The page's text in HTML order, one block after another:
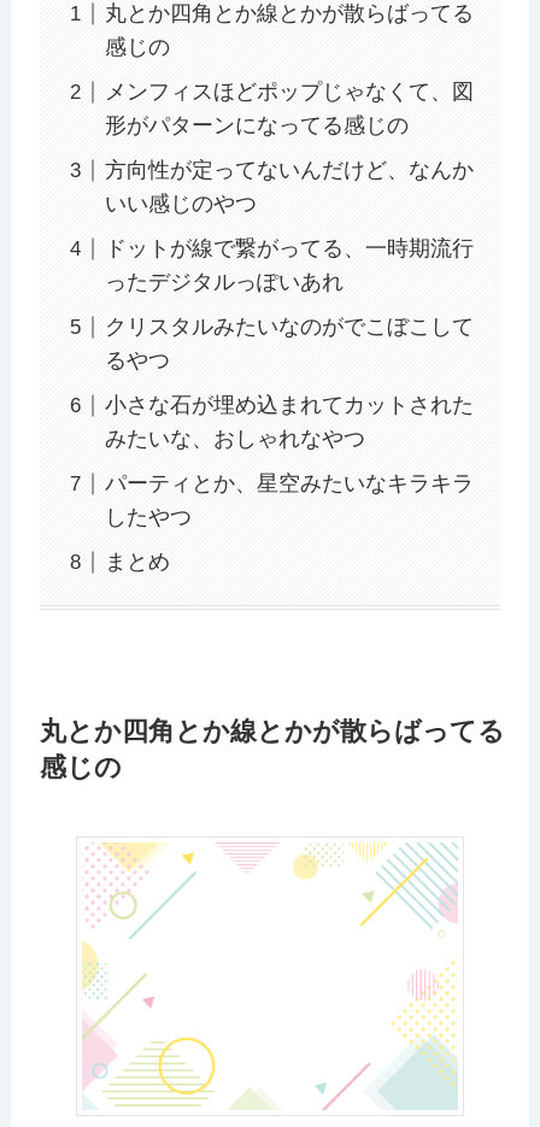
丸とか四角とか線とかが散らばってる
感じの
メンフィスほどポップじゃなくて、図
形がパターンになってる感じの
方向性が定ってないんだけど、なんか
いい感じのやつ
ドットが線で繋がってる、一時期流行
ったデジタルっぽいあれ
クリスタルみたいなのがでこぼこして
るやつ
小さな石が埋め込まれてカットされた
みたいな、おしゃれなやつ
パーティとか、星空みたいなキラキラ
したやつ
まとめ
丸とか四角とか線とかが散らばってる
感じの